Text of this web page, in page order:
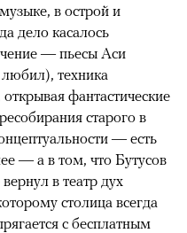
в острой и
дело касалось
— пьесы Аси
техника
фантастические
старого в
— есть
— а в том, что Бутусов
в театр дух
столица всегда
с бесплатным